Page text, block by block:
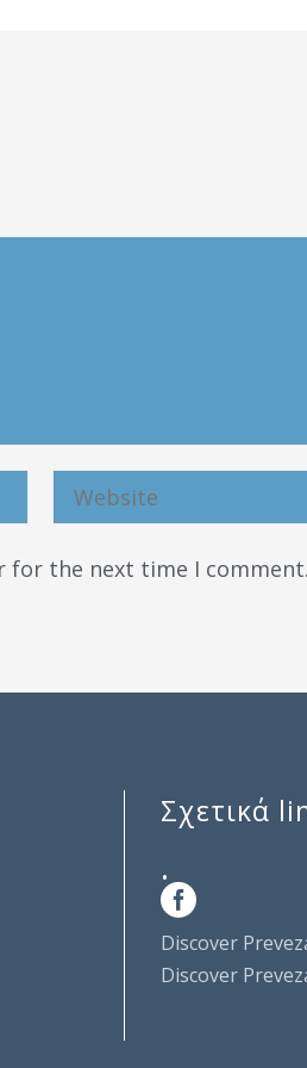
for the next time I comment.
Σχετικά
.
Discover
Discover